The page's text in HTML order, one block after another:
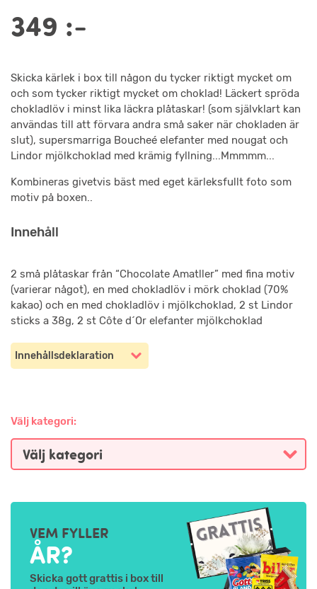
Skicka kärlek i box till någon du tycker riktigt mycket om
och som tycker riktigt mycket om choklad! Läckert spröda
chokladlöv i minst lika läckra plåtaskar! (som självklart kan
användas till att förvara andra små saker när chokladen är
slut), supersmarriga Boucheé elefanter med nougat och
Lindor mjölkchoklad med krämig fyllning...Mmmmm...
Kombineras givetvis bäst med eget kärleksfullt foto som
motiv på boxen..
Innehåll
2 små plåtaskar från “Chocolate Amatller” med fina motiv
(varierar något), en med chokladlöv i mörk choklad (70%
kakao) och en med chokladlöv i mjölkchoklad, 2 st Lindor
sticks a 38g, 2 st Côte d´Or elefanter mjölkchoklad
349 :-
Innehållsdeklaration
Välj kategori:
VEM FYLLER
ÅR?
Skicka gott grattis i box till